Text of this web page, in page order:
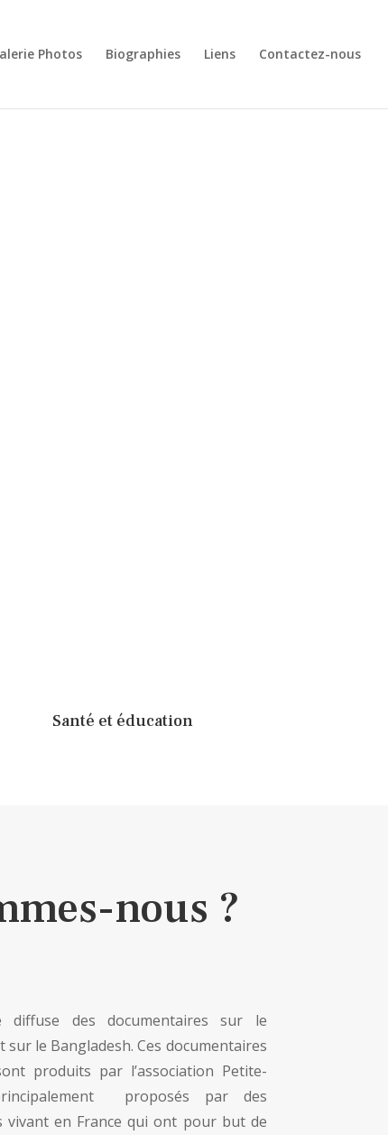
Photos Biographies Liens Contactez-nous
Santé et éducation
nous ?
diffuse des documentaires sur le
sur le Bangladesh. Ces documentaires
produits par l’association Petite-
proposés par des
vivant en France qui ont pour but de